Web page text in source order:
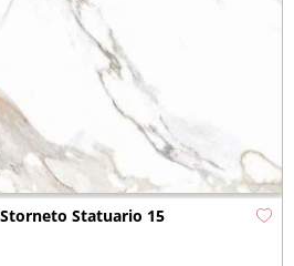
Statuario 15